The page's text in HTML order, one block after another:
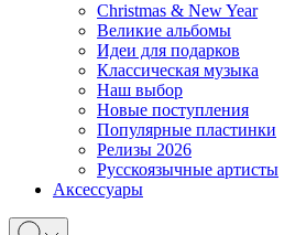
Christmas & New Year
Великие альбомы
Идеи для подарков
Классическая музыка
Наш выбор
Новые поступления
Популярные пластинки
Релизы 2026
Русскоязычные артисты
Аксессуары